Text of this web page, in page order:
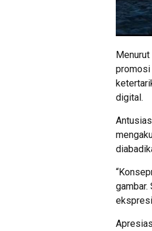
promosi
digital.
gambar.
ekspresi